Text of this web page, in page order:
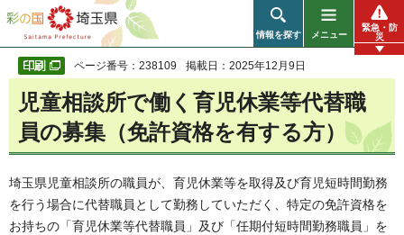
彩の国 埼玉県
情報を探す メニュー
緊急・防
災
ページ番号：238109 掲載日：2025年12月9日
児童相談所で働く育児休業等代替職
員の募集（免許資格を有する方）
埼玉県児童相談所の職員が、育児休業等を取得及び育児短時間勤務
を行う場合に代替職員として勤務していただく、特定の免許資格を
お持ちの「育児休業等代替職員」及び「任期付短時間勤務職員」を